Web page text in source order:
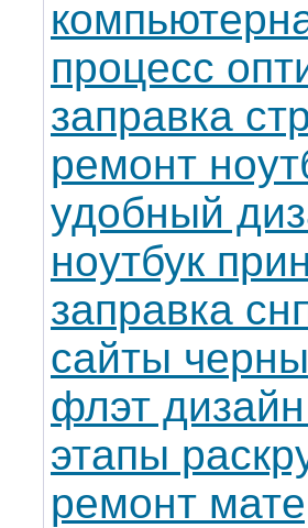
процесс
заправка
ремонт
удобный
ноутбук
заправка
сайты
флэт
этапы
ремонт